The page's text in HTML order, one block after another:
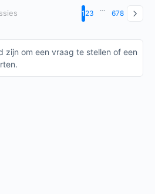
1 23
…
678
zijn om een vraag te stellen of een